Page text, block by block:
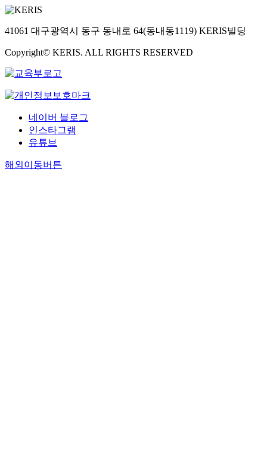
41061 대구광역시 동구 동내로 64(동내동1119) KERIS빌딩
Copyright© KERIS. ALL RIGHTS RESERVED
네이버 블로그
인스타그램
유튜브
해외이동버튼